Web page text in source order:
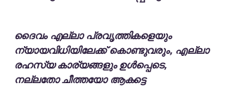
ദൈവം എല്ലാ പ്രവൃത്തികളെയും
ന്യായവിധിയിലേക്ക് കൊണ്ടുവരും, എല്ലാ
രഹസ്യ കാര്യങ്ങളും ഉൾപ്പെടെ,
നല്ലതോ ചീത്തയോ ആകട്ടെ